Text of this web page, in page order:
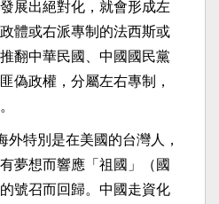
展出絕對化，就會形成左
體或右派專制的法西斯或
翻中華民國、中國國民黨
偽政權，分屬左右專制，
特別是在美國的台灣人，
夢想而響應「祖國」（國
號召而回歸。中國走資化